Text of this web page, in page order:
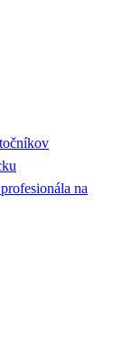
na